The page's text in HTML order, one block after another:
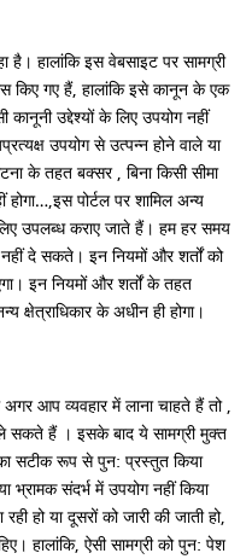
हालांकि इस वेबसाइट पर सामग्री
किए गए हैं, हालांकि इसे कानून के एक
कानूनी उद्देश्यों के लिए उपयोग नहीं
उपयोग से उत्पन्न होने वाले या
के तहत बक्सर , बिना किसी सीमा
होगा…,इस पोर्टल पर शामिल अन्य
उपलब्ध कराए जाते हैं। हम हर समय
नहीं दे सकते। इन नियमों और शर्तों को
इन नियमों और शर्तों के तहत
क्षेत्राधिकार के अधीन ही होगा।
आप व्यवहार में लाना चाहते हैं तो ,
हैं । इसके बाद ये सामग्री मुक्त
सटीक रूप से पुन: प्रस्तुत किया
संदर्भ में उपयोग नहीं किया
हो या दूसरों को जारी की जाती हो,
हालांकि, ऐसी सामग्री को पुन: पेश